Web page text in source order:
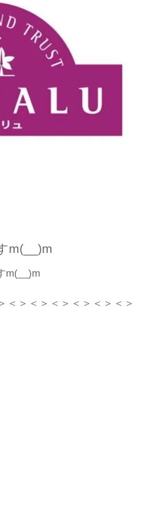
m(__)m
m(__)m
＜＞＜＞＜＞＜＞＜＞＜＞